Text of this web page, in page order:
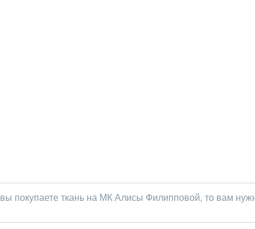
покупаете ткань на МК Алисы Филипповой, то вам